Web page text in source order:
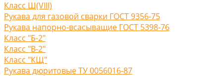
Класс Ш(VIII)
Рукава для газовой сварки ГОСТ 9356-75
Рукава напорно-всасыващие ГОСТ 5398-76
Класс "Б-2"
Класс "В-2"
Класс "КЩ"
Рукава дюритовые ТУ 0056016-87